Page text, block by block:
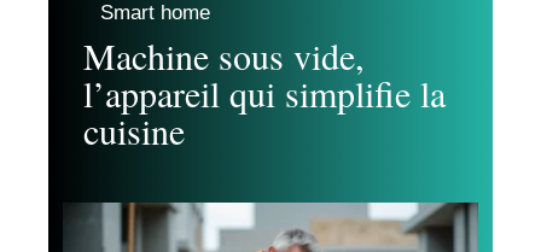
Smart home
Machine sous vide,
l’appareil qui simplifie la
cuisine